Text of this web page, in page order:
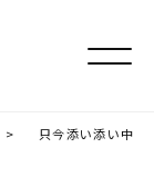
> 只今添い添い中